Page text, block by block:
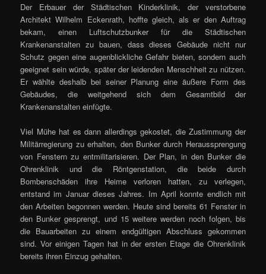
Der Erbauer der Städtischen Kinderklinik, der verstorbene
Architekt Wilhelm Eckenrath, hoffte gleich, als er den Auftrag
bekam, einen Luftschutzbunker für die Städtischen
Krankenanstalten zu bauen, dass dieses Gebäude nicht nur
Schutz gegen eine augenblickliche Gefahr bieten, sondern auch
geeignet sein würde, später der leidenden Menschheit zu nützen.
Er wählte deshalb bei seiner Planung eine äußere Form des
Gebäudes, die weitgehend sich dem Gesamtbild der
Krankenanstalten einfügte.
Viel Mühe hat es dann allerdings gekostet, die Zustimmung der
Militärregierung zu erhalten, den Bunker durch Heraussprengung
von Fenstern zu entmilitarisieren. Der Plan, in den Bunker die
Ohrenklinik und die Röntgenstation, die beide durch
Bombenschäden ihre Heime verloren hatten, zu verlegen,
entstand im Januar dieses Jahres. Im April konnte endlich mit
den Arbeiten begonnen werden. Heute sind bereits 61 Fenster in
den Bunker gesprengt, und 15 weitere werden noch folgen, bis
die Bauarbeiten zu einem endgültigen Abschluss gekommen
sind. Vor einigen Tagen hat in der ersten Etage die Ohrenklinik
bereits ihren Einzug gehalten.